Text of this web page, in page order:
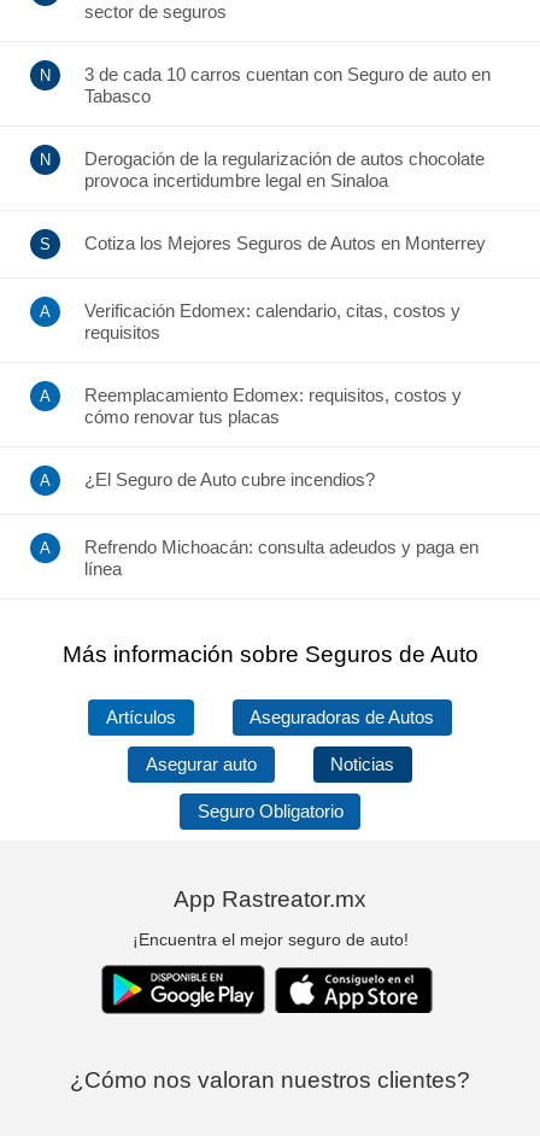
sector de seguros
3 de cada 10 carros cuentan con Seguro de auto en
Tabasco
Derogación de la regularización de autos chocolate
provoca incertidumbre legal en Sinaloa
Cotiza los Mejores Seguros de Autos en Monterrey
Verificación Edomex: calendario, citas, costos y
requisitos
Reemplacamiento Edomex: requisitos, costos y
cómo renovar tus placas
¿El Seguro de Auto cubre incendios?
Refrendo Michoacán: consulta adeudos y paga en
línea
Más información sobre Seguros de Auto
Artículos Aseguradoras de Autos
Asegurar auto Noticias
Seguro Obligatorio
App Rastreator.mx
¡Encuentra el mejor seguro de auto!
¿Cómo nos valoran nuestros clientes?